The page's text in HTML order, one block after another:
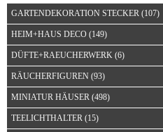
GARTENDEKORATION STECKER (107)
HEIM+HAUS DECO (149)
DÜFTE+RAEUCHERWERK (6)
RÄUCHERFIGUREN (93)
MINIATUR HÄUSER (498)
TEELICHTHALTER (15)